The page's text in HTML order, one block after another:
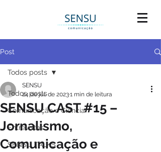
Post
Todos posts
Comunicação e Ciência
Entrevistas
SENSU TALKS
Todos posts
SENSU CAST #15 –
Jornalismo,
Comunicação e
SENSU
24 de jul. de 20231 min de leitura